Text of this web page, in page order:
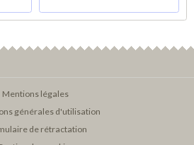
Mentions légales
générales d'utilisation
de rétractation